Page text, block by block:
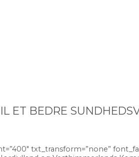
ET BEDRE
txt_transform=”none”